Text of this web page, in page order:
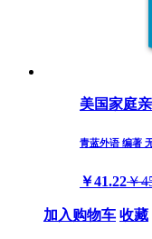
美国家庭
青蓝外语 编著
￥41.22￥
加入购物车 收藏